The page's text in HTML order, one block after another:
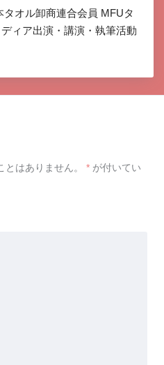
オル卸商連合会員 MFUタ
ィア出演・講演・執筆活動
はありません。 * が付いてい